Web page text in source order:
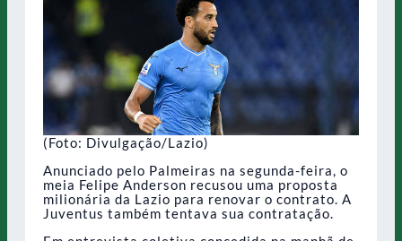
(Foto: Divulgação/Lazio)
Anunciado pelo Palmeiras na segunda-feira, o
meia Felipe Anderson recusou uma proposta
milionária da Lazio para renovar o contrato. A
Juventus também tentava sua contratação.